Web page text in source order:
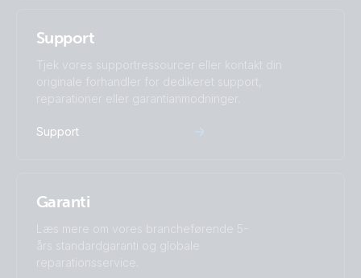
Support
Tjek vores supportressourcer eller kontakt din
originale forhandler for dedikeret support,
reparationer eller garantianmodninger.
Support
Garanti
Læs mere om vores brancheførende 5-
års standardgaranti og globale
reparationsservice.